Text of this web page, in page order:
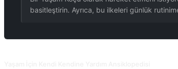
basitleştirin. Ayrıca, bu ilkeleri günlük